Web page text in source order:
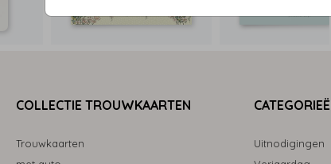
COLLECTIE TROUWKAARTEN
Trouwkaarten
Uitnodigingen